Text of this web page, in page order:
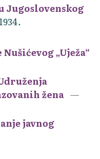
Jugoslovenskog
1934.
„Uježa“
žena
javnog